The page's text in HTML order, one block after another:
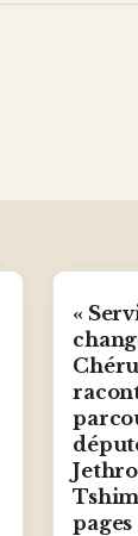
«
pages